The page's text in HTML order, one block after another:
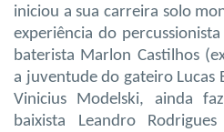
iniciou a sua carreira solo
experiência do
baterista Marlon Castilhos
a juventude do gateiro Lucas
Vinicius Modelski, ainda
baixista Leandro